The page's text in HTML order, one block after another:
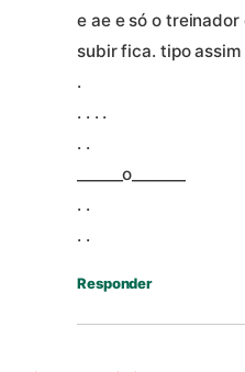
e ae e só o
subir fica. tipo assim
.
. . . .
. .
______o_______
. .
. .
Responder